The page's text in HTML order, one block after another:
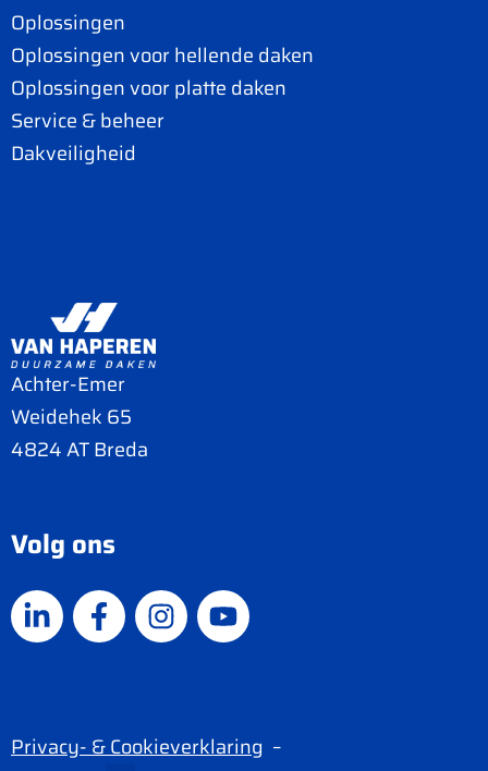
Oplossingen
Oplossingen voor hellende daken
Oplossingen voor platte daken
Service & beheer
Dakveiligheid
Achter-Emer
Weidehek 65
4824 AT Breda
Volg ons
Privacy- & Cookieverklaring –